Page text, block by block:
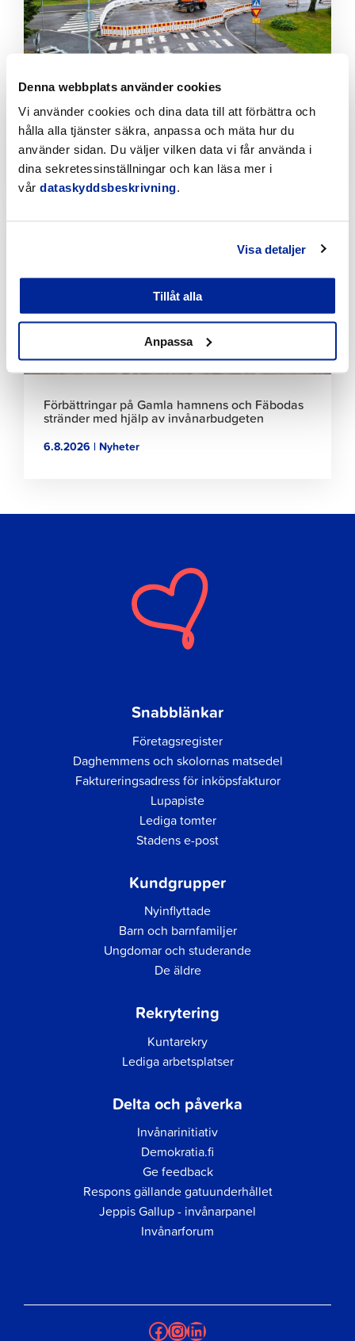
Denna webbplats använder cookies
Vi använder cookies och dina data till att förbättra och
hålla alla tjänster säkra, anpassa och mäta hur du
använder sidan. Du väljer vilken data vi får använda i
dina sekretessinställningar och kan läsa mer i
vår dataskyddsbeskrivning.
Visa detaljer
Tillåt alla
Anpassa
Tillfälliga trafikarrangemang vid Sikören samt i
korsningen mellan Stationsvägen och
Jakobsgatan
6.8.2026 | Nyheter
artikeln
Förbättringar på Gamla hamnens och Fäbodas
stränder med hjälp av invånarbudgeten
6.8.2026 | Nyheter
Snabblänkar
Företagsregister
Daghemmens och skolornas matsedel
Faktureringsadress för inköpsfakturor
Lupapiste
Lediga tomter
Stadens e-post
Kundgrupper
Nyinflyttade
Barn och barnfamiljer
Ungdomar och studerande
De äldre
Rekrytering
Kuntarekry
Lediga arbetsplatser
Delta och påverka
Invånarinitiativ
Demokratia.fi
Ge feedback
Respons gällande gatuunderhållet
Jeppis Gallup - invånarpanel
Invånarforum
Facebook
Instagram
LinkedIn